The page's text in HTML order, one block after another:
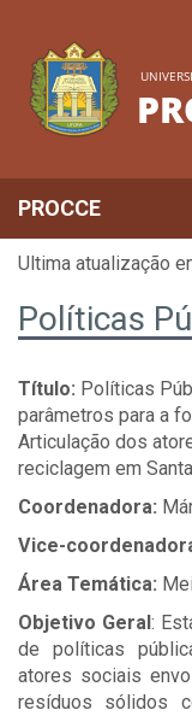
PROCCE
Ultima atualização
Políticas
Título: Políticas
parâmetros para a
Articulação dos
reciclagem em
Coordenadora:
Vice-
Área Temática:
Objetivo Geral:
de políticas
atores sociais
resíduos sólidos